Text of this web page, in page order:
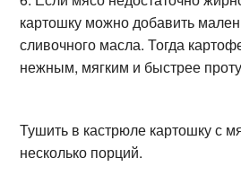
картошку можно добавить
сливочного масла. Тогда
нежным, мягким и быстрее
Тушить в кастрюле картошку с
несколько порций.